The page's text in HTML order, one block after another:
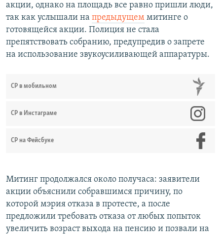
акции, однако на площадь все равно пришли люди,
так как услышали на предыдущем митинге о
готовящейся акции. Полиция не стала
препятствовать собранию, предупредив о запрете
на использование звукоусиливающей аппаратуры.
СР в мобильном
СР в Инстаграме
СР на Фейсбуке
Митинг продолжался около получаса: заявители
акции объяснили собравшимся причину, по
которой мэрия отказа в протесте, а после
предложили требовать отказа от любых попыток
увеличить возраст выхода на пенсию и позвали на